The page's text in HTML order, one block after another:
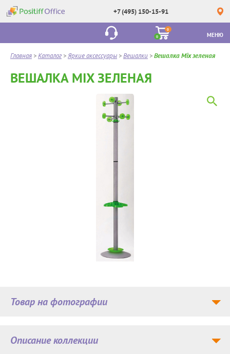
+7 (495) 150-15-91
0
0
МЕНЮ
Главная >Каталог >Яркие аксессуары >Вешалки >Вешалка Mix зеленая
ВЕШАЛКА MIX ЗЕЛЕНАЯ
Товар на фотографии
Описание коллекции